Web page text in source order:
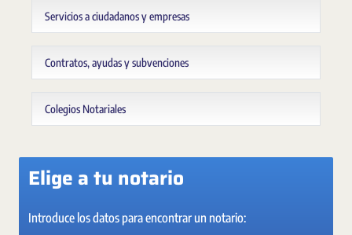
Servicios a ciudadanos y empresas
Contratos, ayudas y subvenciones
Colegios Notariales
Elige a tu notario
Introduce los datos para encontrar un notario: